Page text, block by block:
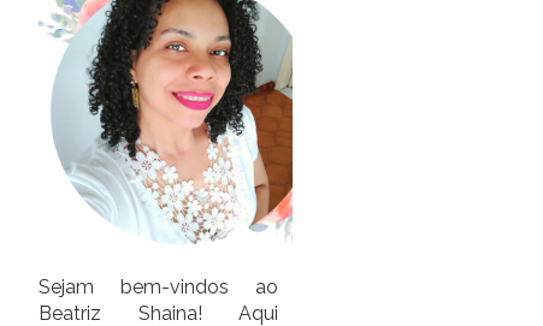
Sejam bem-vindos ao
Beatriz Shaina! Aqui